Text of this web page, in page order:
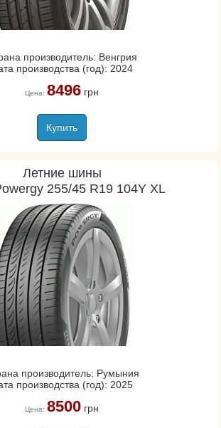
производитель: Венгрия
производства (год): 2024
Цена: 8496грн
Купить
Летние шины
255/45 R19 104Y XL
производитель: Румыния
производства (год): 2025
Цена: 8500грн